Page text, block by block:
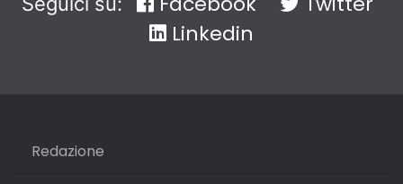
Linkedin
Redazione